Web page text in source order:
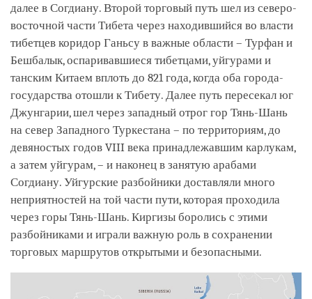
далее в Согдиану. Второй торговый путь шел из северо-
восточной части Тибета через находившийся во власти
тибетцев коридор Ганьсу в важные области – Турфан и
Бешбалык, оспаривавшиеся тибетцами, уйгурами и
танским Китаем вплоть до 821 года, когда оба города-
государства отошли к Тибету. Далее путь пересекал юг
Джунгарии, шел через западный отрог гор Тянь-Шань
на север Западного Туркестана – по территориям, до
девяностых годов VIII века принадлежавшим карлукам,
а затем уйгурам, – и наконец в занятую арабами
Согдиану. Уйгурские разбойники доставляли много
неприятностей на той части пути, которая проходила
через горы Тянь-Шань. Киргизы боролись с этими
разбойниками и играли важную роль в сохранении
торговых маршрутов открытыми и безопасными.